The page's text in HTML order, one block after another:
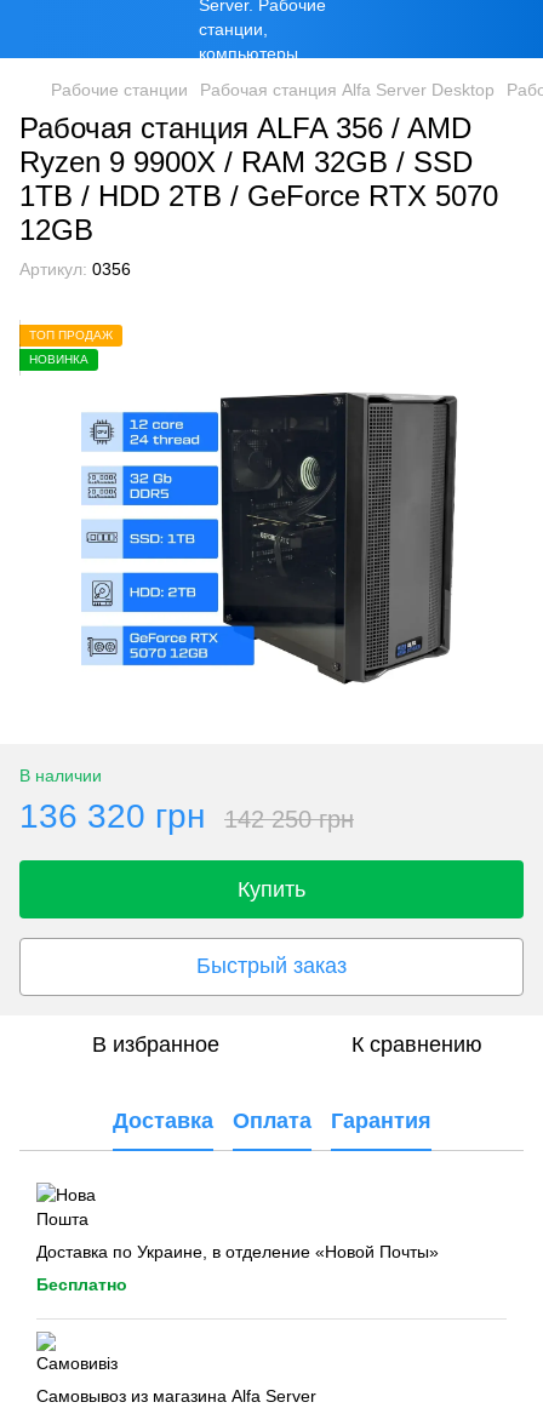
Рабочие станции Рабочая станция Alfa Server Desktop
Рабочая станция ALFA 356 / AMD
Ryzen 9 9900X / RAM 32GB / SSD
1TB / HDD 2TB / GeForce RTX 5070
12GB
Артикул: 0356
ТОП ПРОДАЖ
НОВИНКА
В наличии
136 320 грн 142 250 грн
Купить
Быстрый заказ
В избранное К сравнению
Доставка Оплата Гарантия
Доставка по Украине, в отделение «Новой Почты»
Бесплатно
Самовывоз из магазина Alfa Server